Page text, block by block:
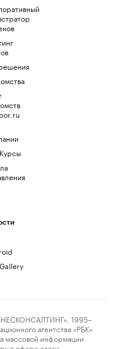
1995–
агентства «РБК»
массовой информации